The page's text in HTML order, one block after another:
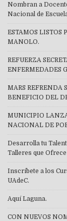
Nombran a
Nacional de
ESTAMOS LISTOS
MANOLO.
REFUERZA
ENFERMEDADES
MARS REFRENDA
BENEFICIO DEL
MUNICIPIO
NACIONAL DE
Desarrolla tu
Talleres que Ofrece
Inscríbete a los
UAdeC.
Aquí Laguna.
CON NUEVOS